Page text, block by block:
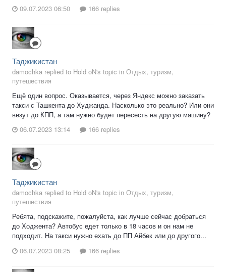
09.07.2023 06:50
166 replies
Таджикистан
damochka replied to Hold oN's topic in Отдых, туризм,
путешествия
Ещё один вопрос. Оказывается, через Яндекс можно заказать
такси с Ташкента до Худжанда. Насколько это реально? Или они
везут до КПП, а там нужно будет пересесть на другую машину?
06.07.2023 13:14
166 replies
Таджикистан
damochka replied to Hold oN's topic in Отдых, туризм,
путешествия
Ребята, подскажите, пожалуйста, как лучше сейчас добраться
до Ходжента? Автобус едет только в 18 часов и он нам не
подходит. На такси нужно ехать до ПП Айбек или до другого...
06.07.2023 08:25
166 replies